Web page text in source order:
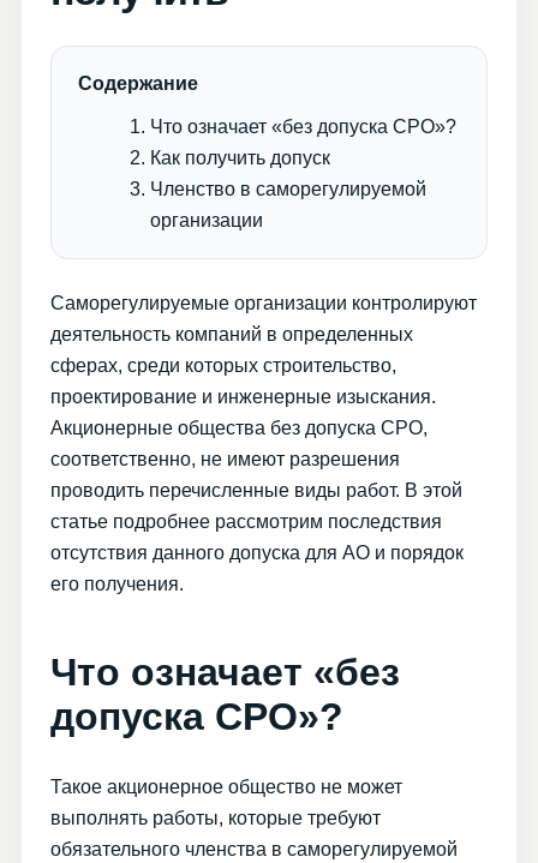
Содержание
Что означает «без допуска СРО»?
Как получить допуск
Членство в саморегулируемой
организации
Саморегулируемые организации контролируют
деятельность компаний в определенных
сферах, среди которых строительство,
проектирование и инженерные изыскания.
Акционерные общества без допуска СРО,
соответственно, не имеют разрешения
проводить перечисленные виды работ. В этой
статье подробнее рассмотрим последствия
отсутствия данного допуска для АО и порядок
его получения.
Что означает «без
допуска СРО»?
Такое акционерное общество не может
выполнять работы, которые требуют
обязательного членства в саморегулируемой